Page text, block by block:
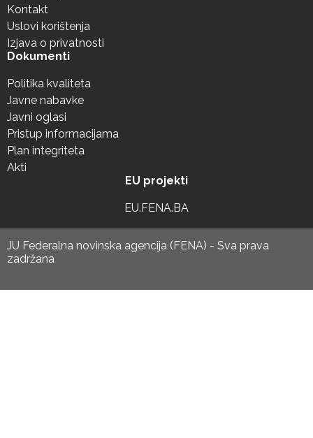
Kontakt
Uslovi korištenja
Izjava o privatnosti
Dokumenti
Politika kvaliteta
Javne nabavke
Javni oglasi
Pristup informacijama
Plan integriteta
Akti
EU projekti
EU.FENA.BA
JU Federalna novinska agencija (FENA) - Sva prava
zadržana